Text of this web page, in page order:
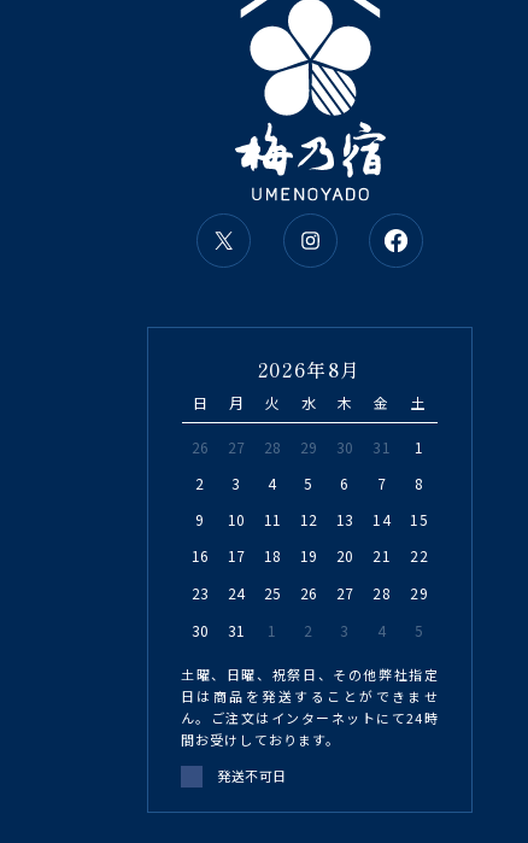
2026年8月
日 月 火 水 木 金 土
26 27 28 29 30 31
1
2
3 4 5 6 7
8
9
10 11 12 13 14
15
16
17 18 19 20 21
22
23
24 25 26 27 28
29
30
31 1 2 3 4 5
土曜、日曜、祝祭日、その他弊社指定
日は商品を発送することができませ
ん。ご注文はインターネットにて24時
間お受けしております。
発送不可日